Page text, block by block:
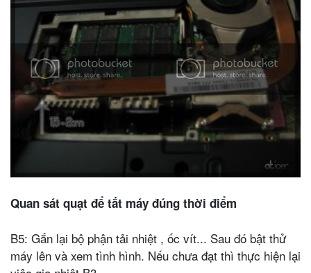
Quan sát quạt để tắt máy đúng thời điểm
B5: Gắn lại bộ phận tải nhiệt , ốc vít... Sau đó bật thử
máy lên và xem tình hình. Nếu chưa đạt thì thực hiện lại